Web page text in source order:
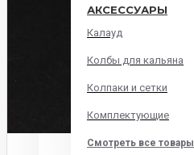
АКСЕССУАРЫ
Калауд
Колбы для кальяна
Колпаки и сетки
Комплектующие
Смотреть все товары